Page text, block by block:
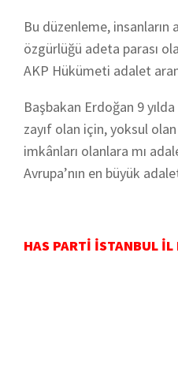
Bu düzenleme,
özgürlüğü adeta parası
AKP Hükümeti adalet
Başbakan Erdoğan 9
zayıf olan için, yoksul
imkânları olanlara mı
Avrupa’nın en büyük
HAS PARTİ İSTANBUL İL